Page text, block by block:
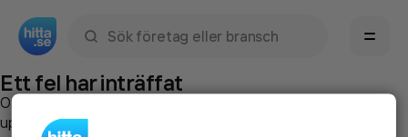
Ett fel har inträffat
Om du vill kan du
uppstod så att vi lättare och snabbare kan avhjälpa det.